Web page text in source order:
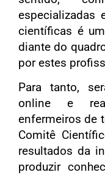
especializadas
científicas é
diante do
por estes
Para tanto,
online e
enfermeiros de
Comitê
resultados da
produzir